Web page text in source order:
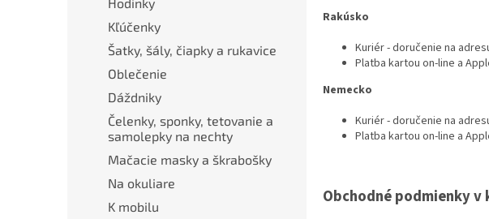
Kľúčenky
Šatky, šály, čiapky a rukavice
Oblečenie
Dáždniky
Čelenky, sponky, tetovanie a
samolepky na nechty
Mačacie masky a škrabošky
Na okuliare
K mobilu
Rakúsko
Kuriér - doručenie na
Platba kartou on-line a
Nemecko
Kuriér - doručenie na
Platba kartou on-line a
Obchodné podmienky